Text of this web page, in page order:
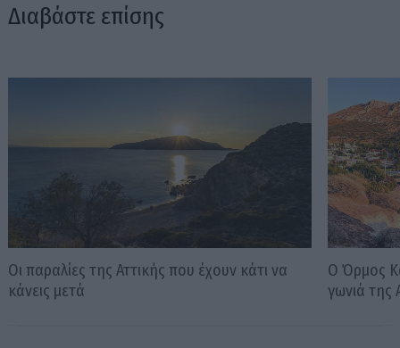
Διαβάστε επίσης
Οι παραλίες της Αττικής που έχουν κάτι να
κάνεις μετά
Ο Όρμος
γωνιά της